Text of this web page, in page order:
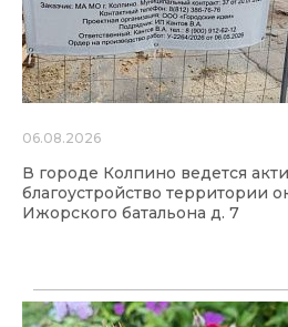
06.08.2026
В городе Колпино ведется
благоустройство территории
Ижорского батальона д. 7